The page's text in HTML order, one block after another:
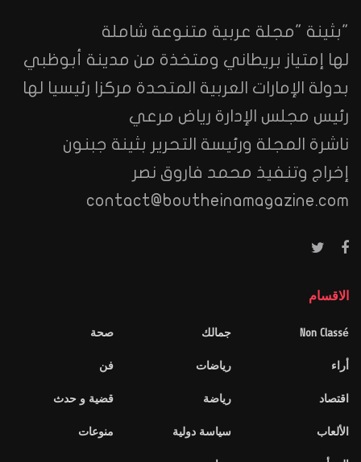
"بثينة "مجلة عربية متنوعة شاملة
لها إمتياز بريطاني ومتخذة من مدينة أبوظبي
بدولة الإمارات العربية المتحدة مركزا رئيسيا لها
رئيس مجلس الإدارة رياض مرعي
ناشرة المجلة ورئيسة التحرير بثينة جبنون
إخراج وتنفيذ محمد فاروق نصر
contact@boutheinamagazine.com
الاقسام
Non Classé
أراء
اقتصاد
الألعاب
جمالك
رياضات
رياضة
سياسة دولية
صحة
فن
قضية و حدث
منوعات